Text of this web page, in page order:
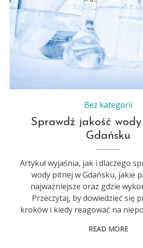
Bez kategorii
Sprawdź jakość
Gdańsku
Artykuł wyjaśnia, jak i dlaczego
wody pitnej w Gdańsku, jakie
najważniejsze oraz gdzie
Przeczytaj, by dowiedzieć się
kroków i kiedy reagować na
READ MORE